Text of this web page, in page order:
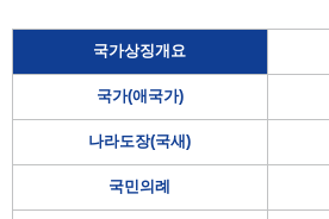
국가상징개요
국가(애국가)
나라도장(국새)
국민의례